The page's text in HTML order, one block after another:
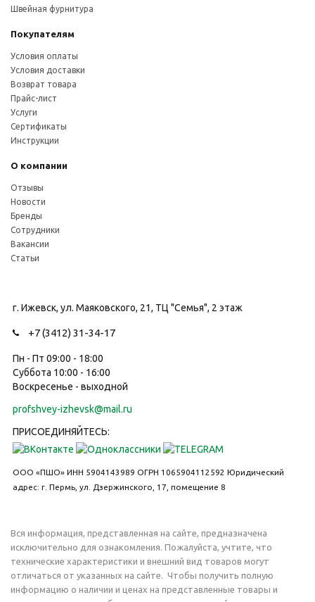
г. Ижевск, ул. Маяковского, 21, ТЦ "Семья", 2 этаж
+7 (3412) 31-34-17
Пн - Пт 09:00 - 18:00
Суббота 10:00 - 16:00
Воскресенье - выходной
profshvey-izhevsk@mail.ru
ПРИСОЕДИНЯЙТЕСЬ:
ООО «ПШО» ИНН 5904143989 ОГРН 1065904112592 Юридический
адрес: г. Пермь, ул. Дзержинского, 17, помещение 8
Швейная фурнитура
Покупателям
Условия оплаты
Условия доставки
Возврат товара
Прайс-лист
Услуги
Сертификаты
Инструкции
О компании
Отзывы
Новости
Бренды
Сотрудники
Вакансии
Статьи
Вся информация, представленная на сайте, предназначена
исключительно для ознакомления. Пожалуйста, учтите, что
технические характеристики и внешний вид товаров могут
отличаться от указанных на сайте. Чтобы получить полную
информацию о наличии и ценах на представленные товары и